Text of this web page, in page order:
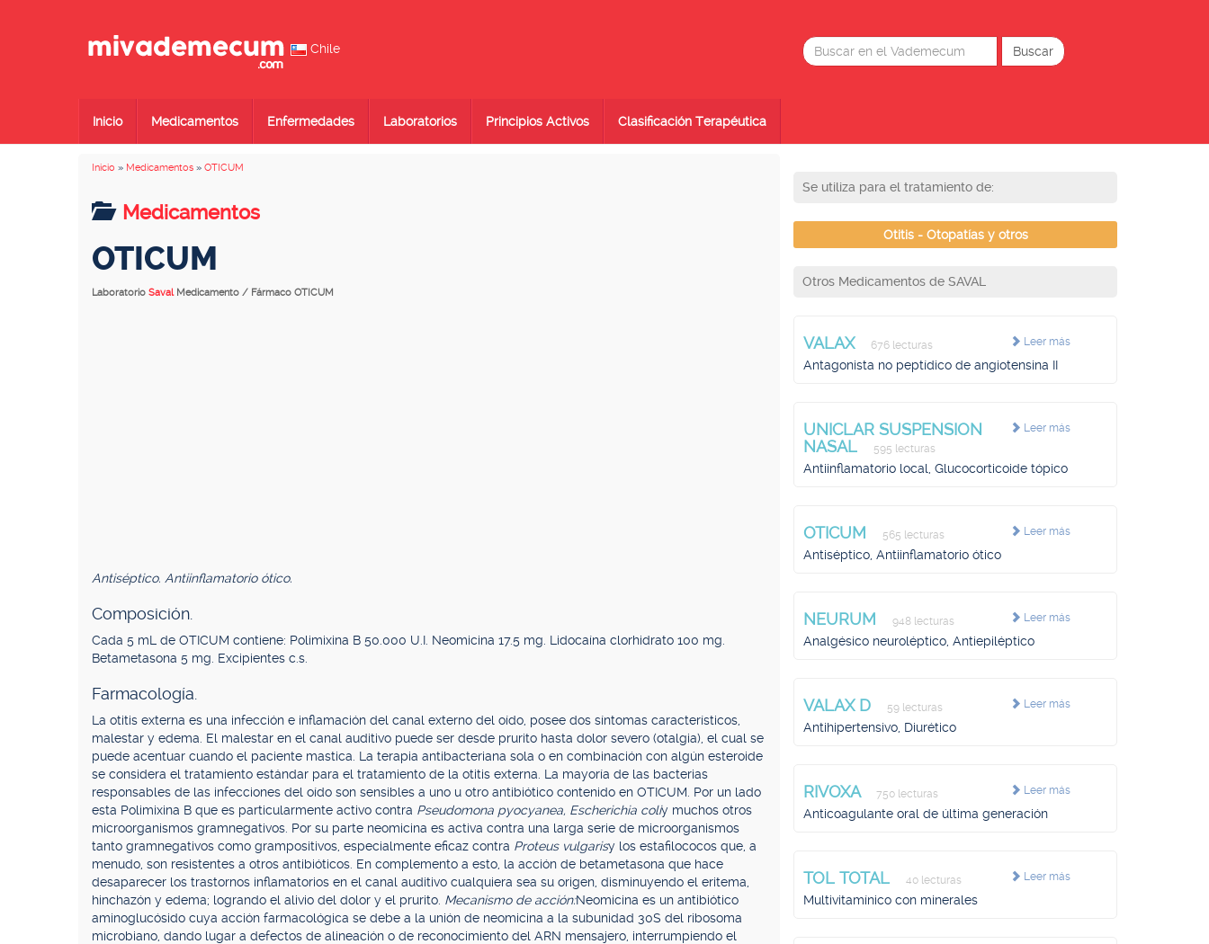
Chile
Inicio Medicamentos Enfermedades Laboratorios Principios Activos Clasificación Terapéutica
Inicio » Medicamentos » OTICUM
Medicamentos
OTICUM
Laboratorio Saval Medicamento / Fármaco OTICUM
Antiséptico. Antiinflamatorio ótico.
Composición.
Cada 5 mL de OTICUM contiene: Polimixina B 50.000 U.I. Neomicina 17.5 mg. Lidocaína clorhidrato 100 mg.
Betametasona 5 mg. Excipientes c.s.
Farmacología.
La otitis externa es una infección e inflamación del canal externo del oído, posee dos síntomas característicos,
malestar y edema. El malestar en el canal auditivo puede ser desde prurito hasta dolor severo (otalgia), el cual se
puede acentuar cuando el paciente mastica. La terapia antibacteriana sola o en combinación con algún esteroide
se considera el tratamiento estándar para el tratamiento de la otitis externa. La mayoría de las bacterias
responsables de las infecciones del oído son sensibles a uno u otro antibiótico contenido en OTICUM. Por un lado
esta Polimixina B que es particularmente activo contra Pseudomona pyocyanea, Escherichia coliy muchos otros
microorganismos gramnegativos. Por su parte neomicina es activa contra una larga serie de microorganismos
tanto gramnegativos como grampositivos, especialmente eficaz contra Proteus vulgarisy los estafilococos que, a
menudo, son resistentes a otros antibióticos. En complemento a esto, la acción de betametasona que hace
desaparecer los trastornos inflamatorios en el canal auditivo cualquiera sea su origen, disminuyendo el eritema,
hinchazón y edema; logrando el alivio del dolor y el prurito. Mecanismo de acción:Neomicina es un antibiótico
aminoglucósido cuya acción farmacológica se debe a la unión de neomicina a la subunidad 30S del ribosoma
microbiano, dando lugar a defectos de alineación o de reconocimiento del ARN mensajero, interrumpiendo el
Se utiliza para el tratamiento de:
Otitis - Otopatías y otros
Otros Medicamentos de SAVAL
Leer más
VALAX 676 lecturas
Antagonista no peptídico de angiotensina II
Leer más
UNICLAR SUSPENSION
NASAL
595 lecturas
Antiinflamatorio local, Glucocorticoide tópico
Leer más
OTICUM 565 lecturas
Antiséptico, Antiinflamatorio ótico
Leer más
NEURUM 948 lecturas
Analgésico neuroléptico, Antiepiléptico
Leer más
VALAX D 59 lecturas
Antihipertensivo, Diurético
Leer más
RIVOXA 750 lecturas
Anticoagulante oral de última generación
Leer más
TOL TOTAL 40 lecturas
Multivitamínico con minerales